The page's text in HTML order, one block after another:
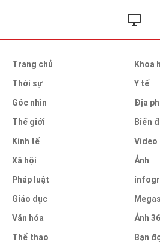
Trang chủ
Thời sự
Góc nhìn
Thế giới
Kinh tế
Xã hội
Pháp luật
Giáo dục
Văn hóa
Thể thao
Khoa
Y tế
Địa
Biển
Video
Ảnh
Ảnh
Bạn